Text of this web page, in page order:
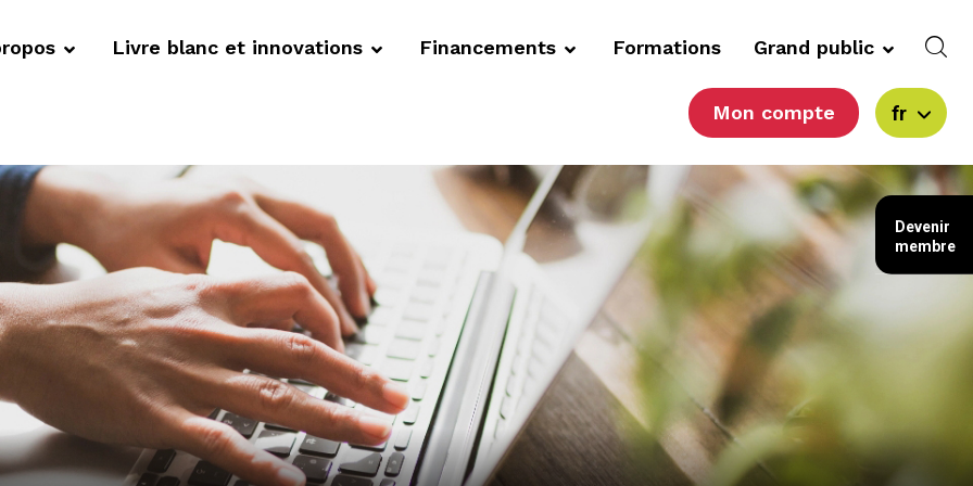
Livre blanc et innovations Financements Formations Grand public
Mon compte fr
Devenir
membre